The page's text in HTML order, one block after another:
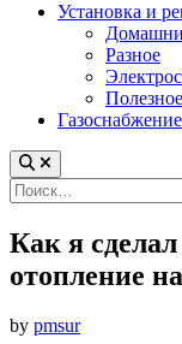
Установка и
Разное
Полезное
Найти:
Как я
отопление
by pmsur